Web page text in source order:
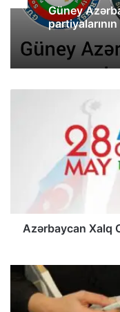
Güney
Azərbaycan Xalq